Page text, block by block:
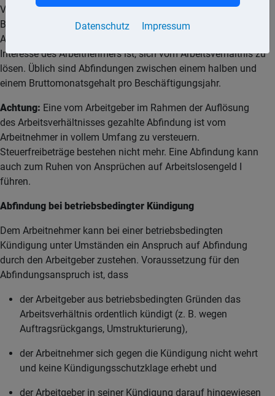
Verhandlungsgeschick des Arbeitnehmers gefragt. Von
Bedeutung wird dabei sein, wie groß das Interesse des
Arbeitgebers ist, den Arbeitnehmer »loszuwerden«, bzw. das
Interesse des Arbeitnehmers ist, sich vom Arbeitsverhältnis zu
lösen. Üblich sind Abfindungen zwischen einem halben und
einem Bruttomonatsgehalt pro Beschäftigungsjahr.
Achtung: Eine vom Arbeitgeber im Rahmen der Auflösung
des Arbeitsverhältnisses gezahlte Abfindung ist vom
Arbeitnehmer in vollem Umfang zu versteuern.
Steuerfreibeträge bestehen nicht mehr. Eine Abfindung kann
auch zum Ruhen von Ansprüchen auf Arbeitslosengeld I
führen.
Abfindung bei betriebsbedingter Kündigung
Dem Arbeitnehmer kann bei einer betriebsbedingten
Kündigung unter Umständen ein Anspruch auf Abfindung
durch den Arbeitgeber zustehen. Voraussetzung für den
Abfindungsanspruch ist, dass
der Arbeitgeber aus betriebsbedingten Gründen das
Arbeitsverhältnis ordentlich kündigt (z. B. wegen
Auftragsrückgangs, Umstrukturierung),
der Arbeitnehmer sich gegen die Kündigung nicht wehrt
und keine Kündigungsschutzklage erhebt und
der Arbeitgeber in seiner Kündigung darauf hingewiesen
Datenschutz Impressum